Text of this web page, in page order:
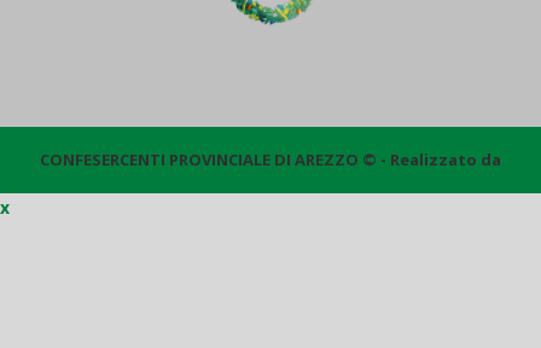
CONFESERCENTI PROVINCIALE DI AREZZO © - Realizzato da
x